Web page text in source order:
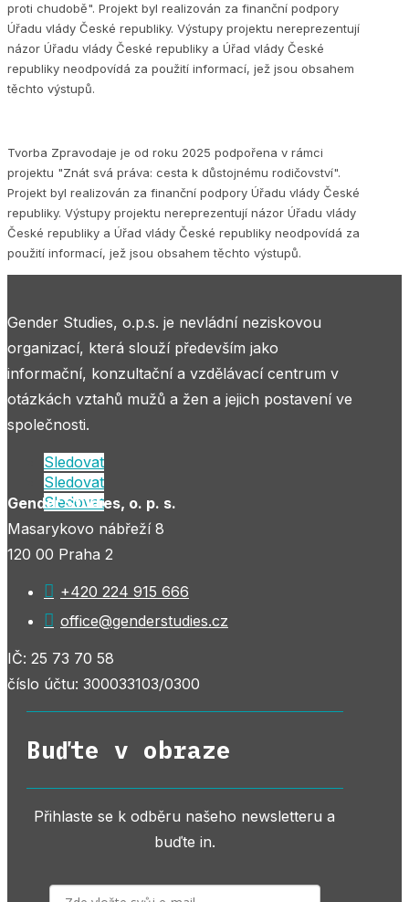
proti chudobě". Projekt byl realizován za finanční podpory
Úřadu vlády České republiky. Výstupy projektu nereprezentují
názor Úřadu vlády České republiky a Úřad vlády České
republiky neodpovídá za použití informací, jež jsou obsahem
těchto výstupů.
Tvorba Zpravodaje je od roku 2025 podpořena v rámci
projektu "Znát svá práva: cesta k důstojnému rodičovství".
Projekt byl realizován za finanční podpory Úřadu vlády České
republiky. Výstupy projektu nereprezentují názor Úřadu vlády
České republiky a Úřad vlády České republiky neodpovídá za
použití informací, jež jsou obsahem těchto výstupů.
Gender Studies, o.p.s. je nevládní neziskovou
organizací, která slouží především jako
informační, konzultační a vzdělávací centrum v
otázkách vztahů mužů a žen a jejich postavení ve
společnosti.
Sledovat
Sledovat
Sledovat
Gender Studies, o. p. s.
Masarykovo nábřeží 8
120 00 Praha 2
 +420 224 915 666
 office@genderstudies.cz
IČ: 25 73 70 58
číslo účtu: 300033103/0300
Buďte v obraze
Přihlaste se k odběru našeho newsletteru a
buďte in.